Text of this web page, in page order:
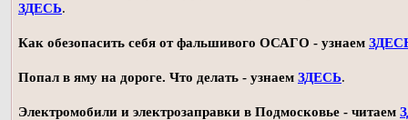
ЗДЕСЬ.
Как обезопасить себя от фальшивого ОСАГО - узнаем
Попал в яму на дороге. Что делать - узнаем ЗДЕСЬ.
Электромобили и электрозаправки в Подмосковье - читаем